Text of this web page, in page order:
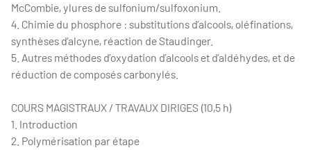
McCombie, ylures de sulfonium/sulfoxonium.
4. Chimie du phosphore : substitutions d’alcools, oléfinations,
synthèses d’alcyne, réaction de Staudinger.
5. Autres méthodes d’oxydation d’alcools et d’aldéhydes, et de
réduction de composés carbonylés.
COURS MAGISTRAUX / TRAVAUX DIRIGES (10,5 h)
1. Introduction
2. Polymérisation par étape